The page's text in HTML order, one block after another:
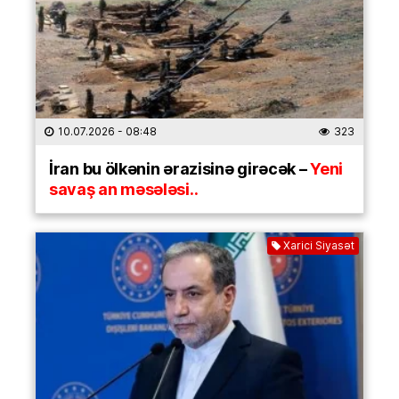
10.07.2026 - 08:48 323
İran bu ölkənin ərazisinə girəcək –Yeni
savaş an məsələsi..
Xarici Siyasət